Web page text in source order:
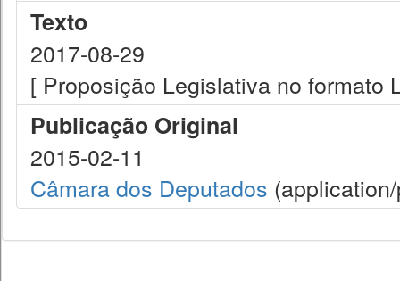
Texto
2017-08-29
[ Proposição Legislativa no formato
Publicação Original
2015-02-11
Câmara dos Deputados